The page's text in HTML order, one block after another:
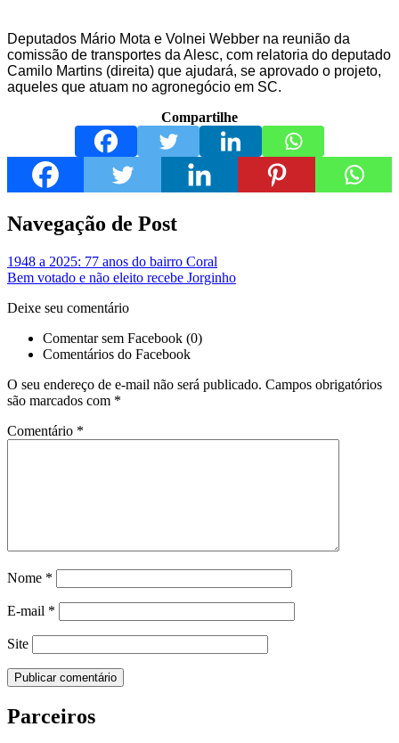
Deputados Mário Mota e Volnei Webber na reunião da
comissão de transportes da Alesc, com relatoria do deputado
Camilo Martins (direita) que ajudará, se aprovado o projeto,
aqueles que atuam no agronegócio em SC.
Compartilhe
Navegação de Post
1948 a 2025: 77 anos do bairro Coral
Bem votado e não eleito recebe Jorginho
Deixe seu comentário
Comentar sem Facebook (0)
Comentários do Facebook
O seu endereço de e-mail não será publicado. Campos obrigatórios
são marcados com *
Comentário *
Nome *
E-mail *
Site
Parceiros